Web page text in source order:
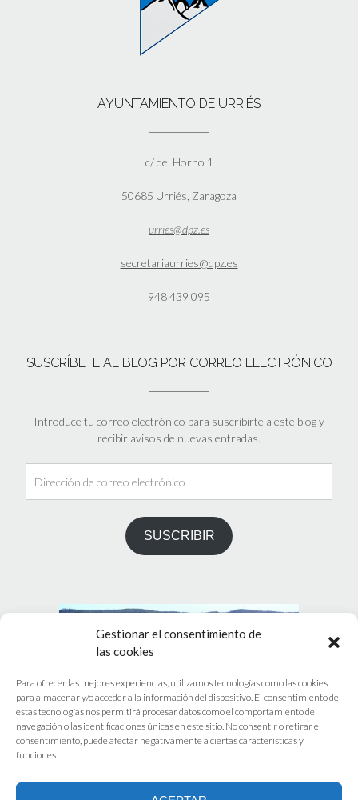
Gestionar el consentimiento de
las cookies
Para ofrecer las mejores experiencias, utilizamos tecnologías como las cookies
para almacenar y/o acceder a la información del dispositivo. El consentimiento de
estas tecnologías nos permitirá procesar datos como el comportamiento de
navegación o las identificaciones únicas en este sitio. No consentir o retirar el
consentimiento, puede afectar negativamente a ciertas características y
funciones.
AYUNTAMIENTO DE URRIÉS
c/ del Horno 1
50685 Urriés, Zaragoza
urries@dpz.es
secretariaurries@dpz.es
948 439 095
SUSCRÍBETE AL BLOG POR CORREO ELECTRÓNICO
Introduce tu correo electrónico para suscribirte a este blog y
recibir avisos de nuevas entradas.
de
correo
SUSCRIBIR
PRÓXIMO EVENTOS